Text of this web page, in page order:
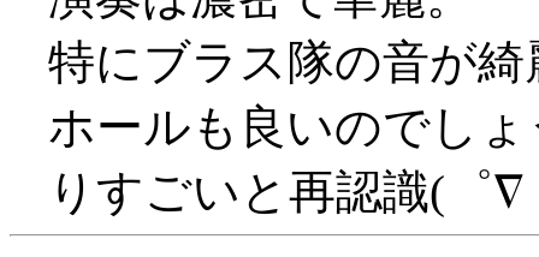
特にブラス隊の音が
ホールも良いのでし
りすごいと再認識(゜∇